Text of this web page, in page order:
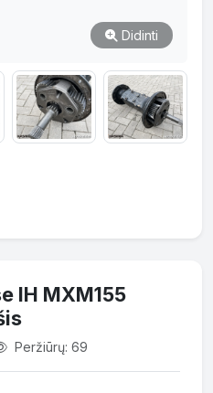
Didinti
IH MXM155
Peržiūrų: 69